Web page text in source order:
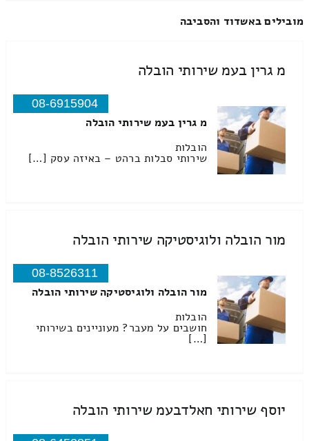
מובילים באשדוד והסביבה
מ גרין בעמ שירותי הובלה
08-6915904
מ גרין בעמ שירותי הובלה
הובלות
שירותי סבלות ברהט – באיזה עסק […]
מור הובלה ולוגיסטיקה שירותי הובלה
08-8526311
מור הובלה ולוגיסטיקה שירותי הובלה
הובלות
חושבים על מעבר? מעוניינים בשירותי
[…]
יוסף שירותי חאלדבעמ שירותי הובלה